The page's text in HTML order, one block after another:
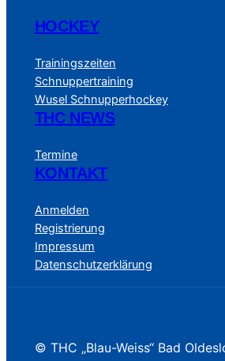
HOCKEY
Trainingszeiten
Schnuppertraining
Wusel Schnupperhockey
THC NEWS
Termine
KONTAKT
Anmelden
Registrierung
Impressum
Datenschutzerklärung
© THC „Blau-Weiss“ Bad